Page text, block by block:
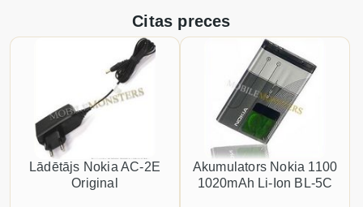
Citas preces
Lādētājs Nokia AC-2E
Original
Akumulators Nokia 1100
1020mAh Li-Ion BL-5C